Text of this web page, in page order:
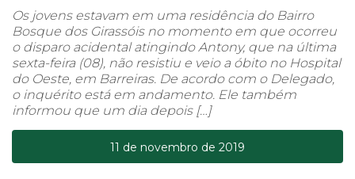
Os jovens estavam em uma residência do Bairro
Bosque dos Girassóis no momento em que ocorreu
o disparo acidental atingindo Antony, que na última
sexta-feira (08), não resistiu e veio a óbito no Hospital
do Oeste, em Barreiras. De acordo com o Delegado,
o inquérito está em andamento. Ele também
informou que um dia depois […]
11 de novembro de 2019